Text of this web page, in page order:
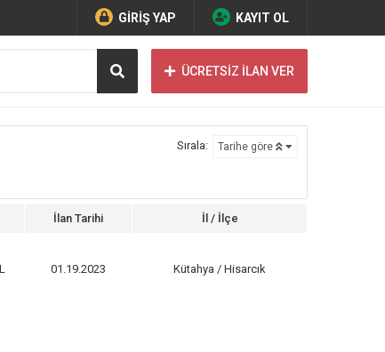
GİRİŞ YAP KAYIT OL
ÜCRETSİZ İLAN VER
Sırala: Tarihe göre
İlan Tarihi İl / İlçe
01.19.2023 Kütahya / Hisarcık